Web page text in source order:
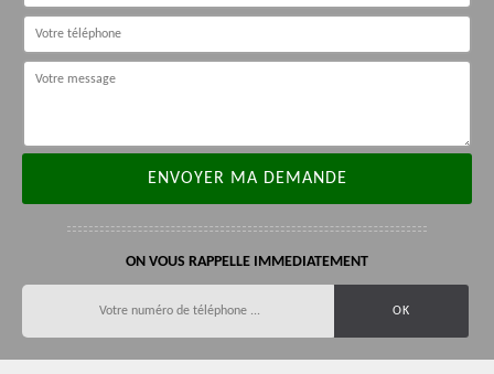
ON VOUS RAPPELLE IMMEDIATEMENT